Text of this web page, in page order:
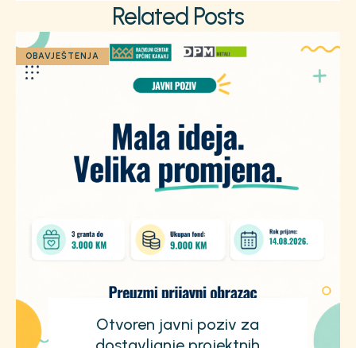
Related Posts
OBAVJEŠTENJA
Otvoren javni poziv za